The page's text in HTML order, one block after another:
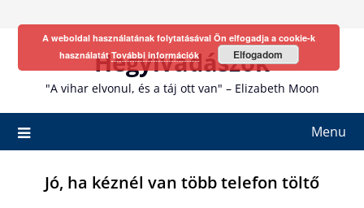
Hegyivadászok
"A vihar elvonul, és a táj ott van" – Elizabeth Moon
Menu
Jó, ha kéznél van több telefon töltő
A weboldal használatának folytatásával Ön elfogadja a cookie-k
használatátTovábbi információk Elfogadom